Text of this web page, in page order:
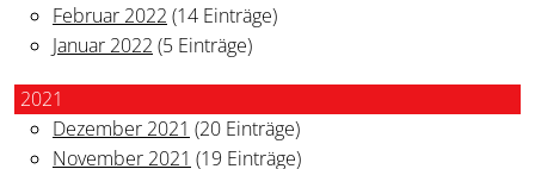
Februar 2022 (14 Einträge)
Januar 2022 (5 Einträge)
2021
Dezember 2021 (20 Einträge)
November 2021 (19 Einträge)